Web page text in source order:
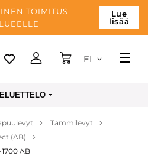
TOIMITUS
Lue
lisää
FI
Tammilevyt
(AB)
AB